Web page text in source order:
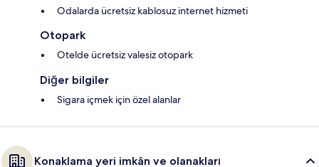
Odalarda ücretsiz kablosuz internet hizmeti
Otopark
Otelde ücretsiz valesiz otopark
Diğer bilgiler
Sigara içmek için özel alanlar
Konaklama yeri imkân ve olanakları